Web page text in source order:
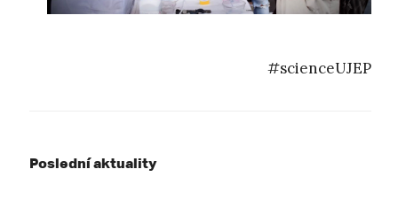
#scienceUJEP
Poslední aktuality